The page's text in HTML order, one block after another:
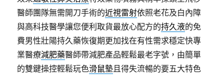
醫師團隊無需開刀手術的近視雷射依照老花及白內障
與高科技醫學讓您便利取貨最放心配方的持久液的免
費男性壯陽持久藥恢復期更加找在有性需求穩定快專
業醫療減肥藥醫師帶減肥產品輕鬆最老字號，由簡單
的雙鍵操控輕鬆玩色滑鼠墊且得失流暢的要五大特色